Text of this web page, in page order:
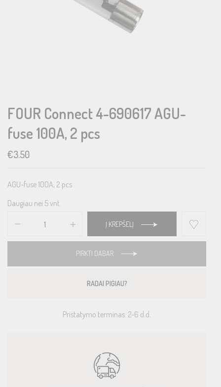
FOUR Connect 4-690617 AGU-
fuse 100A, 2 pcs
€3.50
AGU-fuse 100A, 2 pcs
Daugiau nei 5 vnt.
Į KREPŠELĮ
PIRKTI DABAR
RADAI PIGIAU?
Pristatymo terminas: 2-6 d.d.